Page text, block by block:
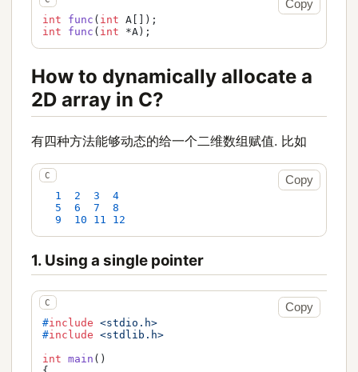
int func ( int A[])
int
func ( int *A) ;
Copy
How to dynamically allocate a
2D array in C?
有四种方法能够动态的给一个二维数组赋值. 比如
1 2 3
4
5
6 7
8
9
10 11 12
Copy
1. Using a single pointer
#include
<stdio.h>
#include
<stdlib.h>
int
main ()
Copy